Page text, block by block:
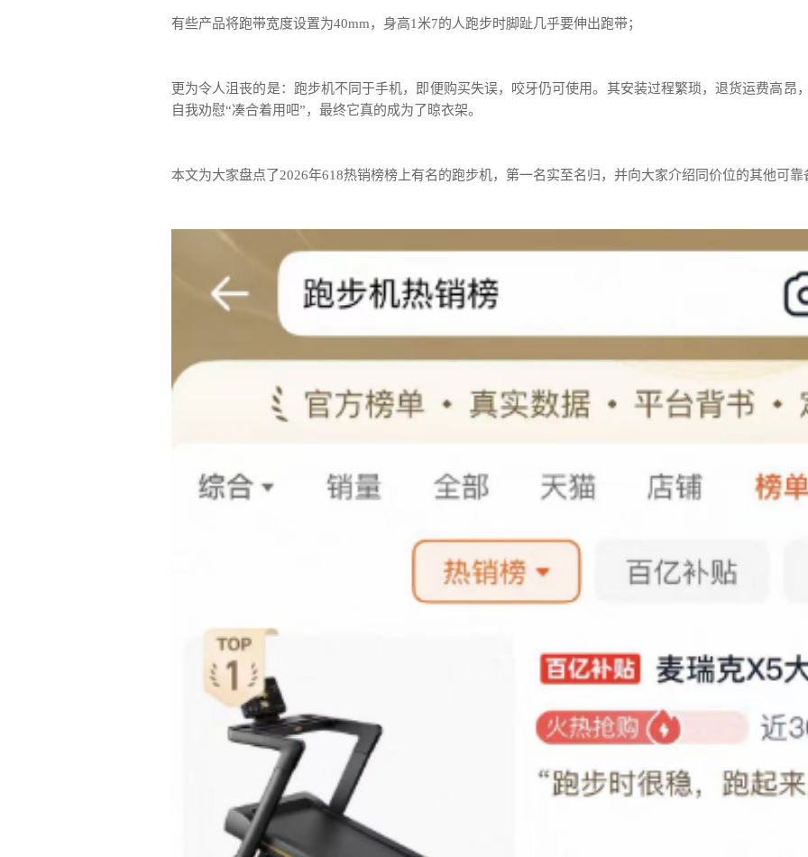
有些产品将跑带宽度设置为40mm，身高1米7的人跑步时脚趾几乎要伸出跑带；
更为令人沮丧的是：跑步机不同于手机，即便购买失误，咬牙仍可使用。其安装过程繁琐，退货运费高
自我劝慰“凑合着用吧”，最终它真的成为了晾衣架。
本文为大家盘点了2026年618热销榜榜上有名的跑步机，第一名实至名归，并向大家介绍同价位的其他可靠